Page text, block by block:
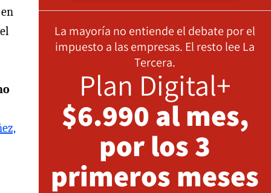
La mayoría no entiende el debate por el
impuesto a las empresas. El resto lee La
Tercera.
Plan Digital+
$6.990 al mes,
por los 3
primeros meses